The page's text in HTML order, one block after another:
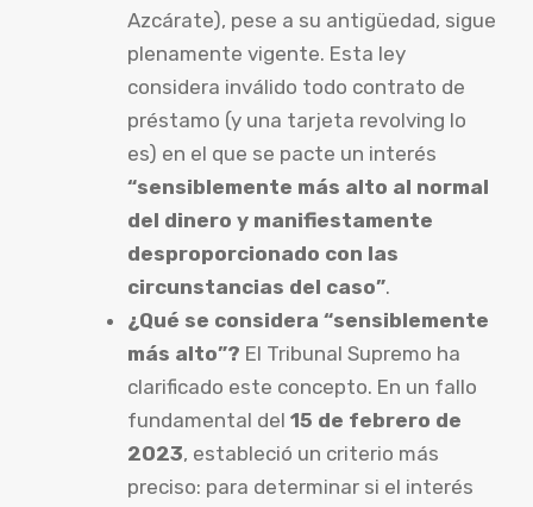
Azcárate), pese a su antigüedad, sigue
plenamente vigente. Esta ley
considera inválido todo contrato de
préstamo (y una tarjeta revolving lo
es) en el que se pacte un interés
“sensiblemente más alto al normal
del dinero y manifiestamente
desproporcionado con las
circunstancias del caso”.
¿Qué se considera “sensiblemente
más alto”? El Tribunal Supremo ha
clarificado este concepto. En un fallo
fundamental del 15 de febrero de
2023, estableció un criterio más
preciso: para determinar si el interés